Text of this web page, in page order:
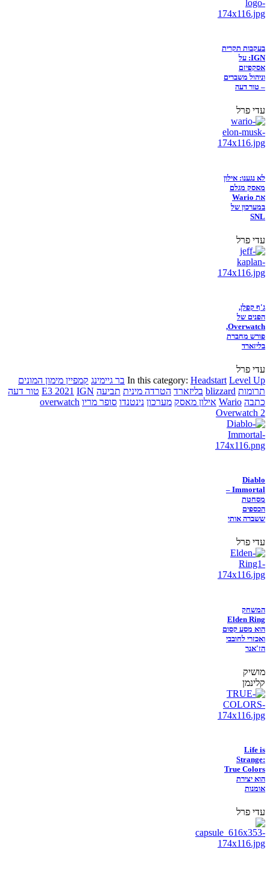
בעקבות תקרית
IGN: על
אסקפיזם
וניהול משברים
– טור דעה
עדי פרל
לא נגענו: אילון
מאסק מגלם
את Wario
במערכון של
SNL
עדי פרל
ג'ף קפלן,
הפנים של
Overwatch,
פורש מחברת
בליזארד
עדי פרל
In this category: Headstart Level Up בר גיימינג קמפיין מימון המונים
תרומות blizzard בליזארד הטרדה מינית תביעה E3 2021 IGN
טור דעה
כתבה Wario אילון מאסק מערכון נינטנדו סופר מריו overwatch
Overwatch 2
Diablo
Immortal –
מסחטת
הכספים
ששברה אותי
עדי פרל
המשחק
Elden Ring
הוא מסע קסום
ואכזרי לחובבי
הז'אנר
מושיק
קלינמן
Life is
Strange:
True Colors
הוא יצירת
אומנות
עדי פרל